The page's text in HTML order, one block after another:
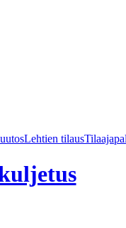
Lehtien tilaus